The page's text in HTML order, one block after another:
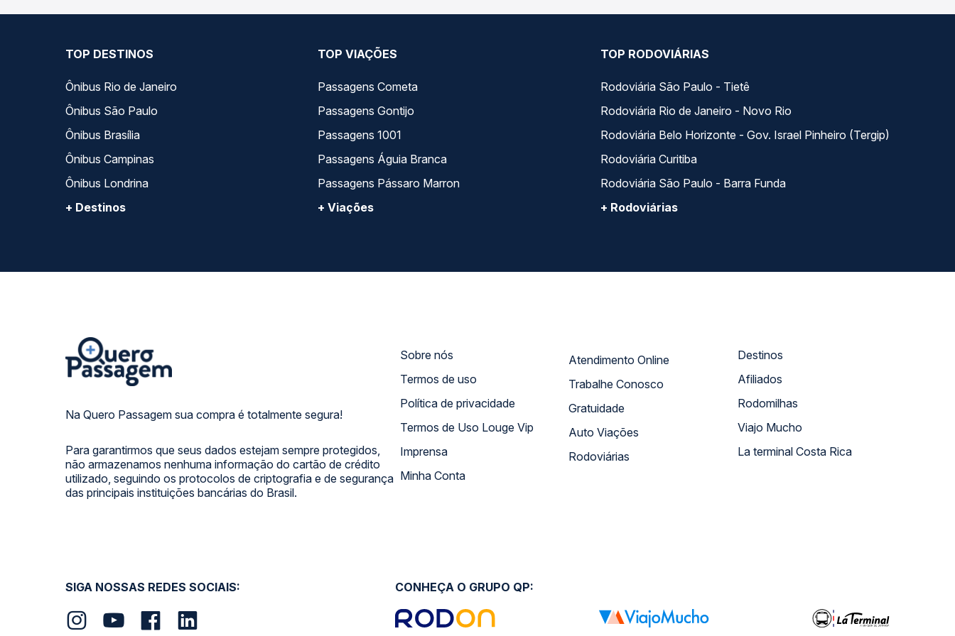
TOP DESTINOS
Ônibus Rio de Janeiro
Ônibus São Paulo
Ônibus Brasília
Ônibus Campinas
Ônibus Londrina
+ Destinos
TOP VIAÇÕES
Passagens Cometa
Passagens Gontijo
Passagens 1001
Passagens Águia Branca
Passagens Pássaro Marron
+ Viações
TOP RODOVIÁRIAS
Rodoviária São Paulo - Tietê
Rodoviária Rio de Janeiro - Novo Rio
Rodoviária Belo Horizonte - Gov. Israel Pinheiro (Tergip)
Rodoviária Curitiba
Rodoviária São Paulo - Barra Funda
+ Rodoviárias
Na Quero Passagem sua compra é totalmente segura!
Para garantirmos que seus dados estejam sempre protegidos,
não armazenamos nenhuma informação do cartão de crédito
utilizado, seguindo os protocolos de criptografia e de segurança
das principais instituições bancárias do Brasil.
Sobre nós
Termos de uso
Política de privacidade
Termos de Uso Louge Vip
Imprensa
Minha Conta
Atendimento Online
Trabalhe Conosco
Gratuidade
Auto Viações
Rodoviárias
Destinos
Afiliados
Rodomilhas
Viajo Mucho
La terminal Costa Rica
SIGA NOSSAS REDES SOCIAIS: CONHEÇA O GRUPO QP: